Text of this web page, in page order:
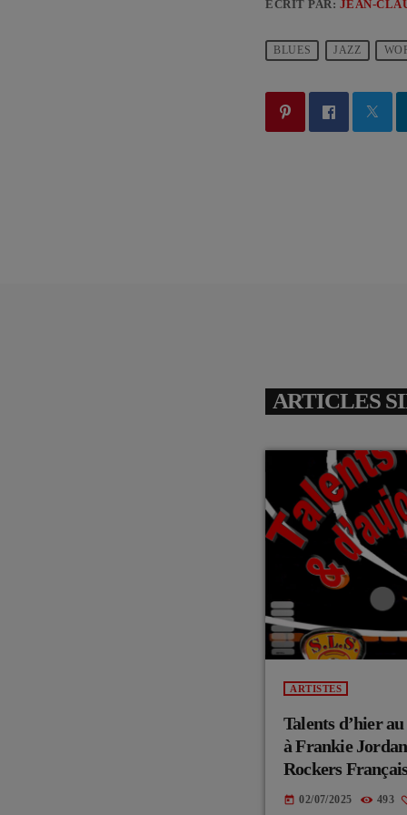
ÉCRIT PAR: JEAN-
BLUES JAZZ
ARTICLES
ARTISTES
Talents d’hier
à Frankie
Rockers
today 02/07/2025 493